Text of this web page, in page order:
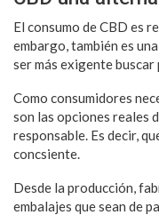
El consumo de CBD es
embargo, también es
ser más exigente
Como consumidores
son las opciones reales
responsable. Es decir,
concsiente.
Desde la producción,
embalajes que sean de